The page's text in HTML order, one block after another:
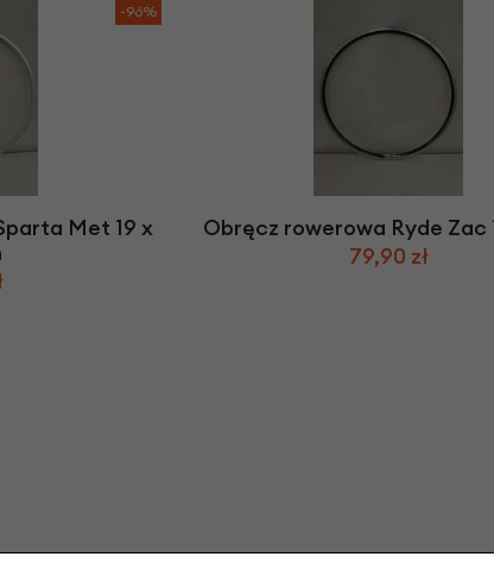
-96%
Met 19 x
Obręcz rowerowa Ryde Zac
79,90 zł